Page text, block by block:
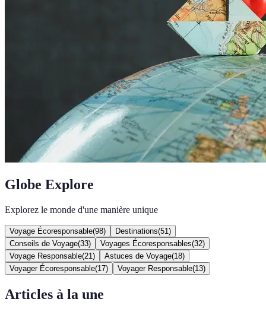
Globe Explore
Explorez le monde d'une manière unique
Voyage Écoresponsable(98) Destinations(51 )
Conseils de Voyage(33) Voyages Écoresponsables(32)
Voyage Responsable(21 ) Astuces de Voyage(18)
Voyager Écoresponsable(17) Voyager Responsable(13)
Articles à la une